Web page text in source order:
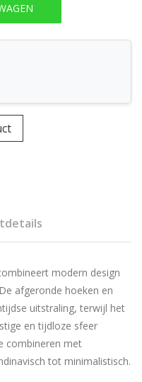
modern design
afgeronde hoeken en
uitstraling, terwijl het
en tijdloze sfeer
combineren met
tot minimalistisch.